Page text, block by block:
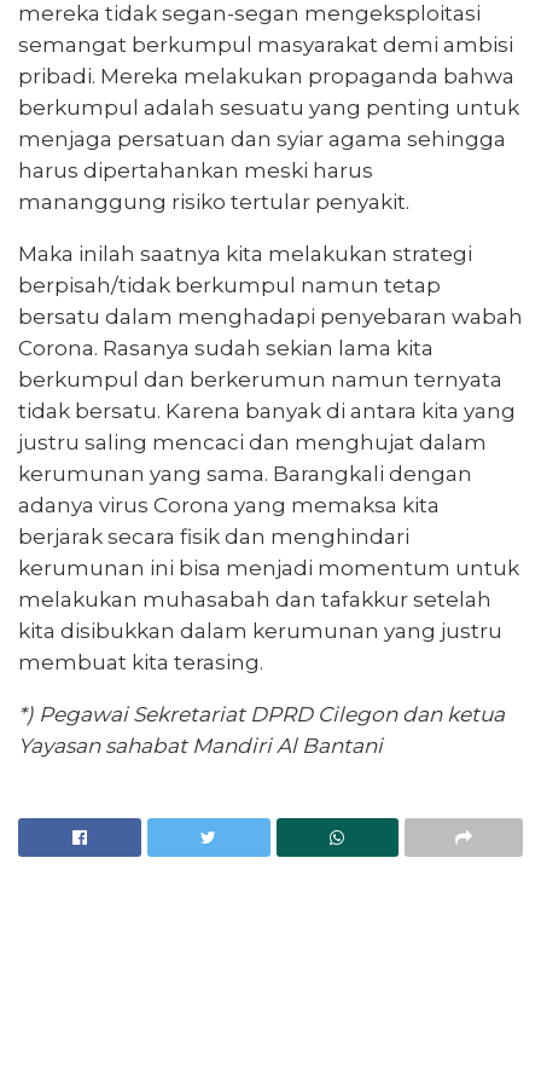
mereka tidak segan-segan mengeksploitasi
semangat berkumpul masyarakat demi ambisi
pribadi. Mereka melakukan propaganda bahwa
berkumpul adalah sesuatu yang penting untuk
menjaga persatuan dan syiar agama sehingga
harus dipertahankan meski harus
mananggung risiko tertular penyakit.
Maka inilah saatnya kita melakukan strategi
berpisah/tidak berkumpul namun tetap
bersatu dalam menghadapi penyebaran wabah
Corona. Rasanya sudah sekian lama kita
berkumpul dan berkerumun namun ternyata
tidak bersatu. Karena banyak di antara kita yang
justru saling mencaci dan menghujat dalam
kerumunan yang sama. Barangkali dengan
adanya virus Corona yang memaksa kita
berjarak secara fisik dan menghindari
kerumunan ini bisa menjadi momentum untuk
melakukan muhasabah dan tafakkur setelah
kita disibukkan dalam kerumunan yang justru
membuat kita terasing.
*) Pegawai Sekretariat DPRD Cilegon dan ketua
Yayasan sahabat Mandiri Al Bantani